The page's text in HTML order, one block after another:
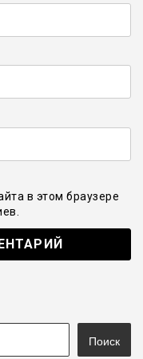
в этом браузере
Поиск